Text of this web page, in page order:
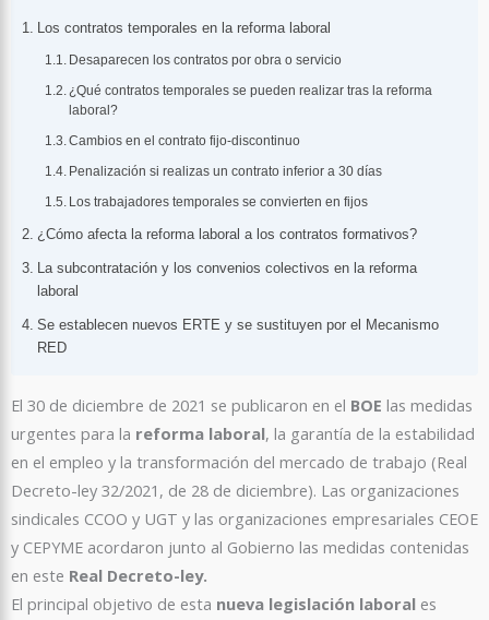
Los contratos temporales en la reforma laboral
Desaparecen los contratos por obra o servicio
¿Qué contratos temporales se pueden realizar tras la reforma
laboral?
Cambios en el contrato fijo-discontinuo
Penalización si realizas un contrato inferior a 30 días
Los trabajadores temporales se convierten en fijos
¿Cómo afecta la reforma laboral a los contratos formativos?
La subcontratación y los convenios colectivos en la reforma
laboral
Se establecen nuevos ERTE y se sustituyen por el Mecanismo
RED
El 30 de diciembre de 2021 se publicaron en el BOE las medidas
urgentes para la reforma laboral, la garantía de la estabilidad
en el empleo y la transformación del mercado de trabajo (Real
Decreto-ley 32/2021, de 28 de diciembre). Las organizaciones
sindicales CCOO y UGT y las organizaciones empresariales CEOE
y CEPYME acordaron junto al Gobierno las medidas contenidas
en este Real Decreto-ley.
El principal objetivo de esta nueva legislación laboral es